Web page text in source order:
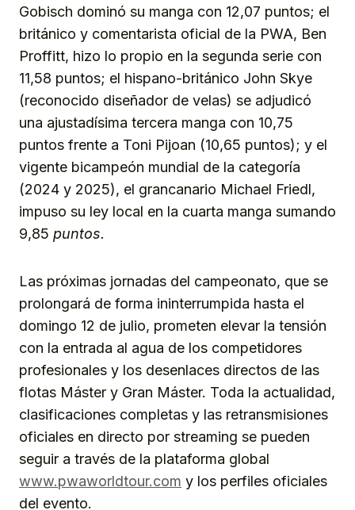
Gobisch dominó su manga con 12,07 puntos; el
británico y comentarista oficial de la PWA, Ben
Proffitt, hizo lo propio en la segunda serie con
11,58 puntos; el hispano-británico John Skye
(reconocido diseñador de velas) se adjudicó
una ajustadísima tercera manga con 10,75
puntos frente a Toni Pijoan (10,65 puntos); y el
vigente bicampeón mundial de la categoría
(2024 y 2025), el grancanario Michael Friedl,
impuso su ley local en la cuarta manga sumando
9,85 puntos.
Las próximas jornadas del campeonato, que se
prolongará de forma ininterrumpida hasta el
domingo 12 de julio, prometen elevar la tensión
con la entrada al agua de los competidores
profesionales y los desenlaces directos de las
flotas Máster y Gran Máster. Toda la actualidad,
clasificaciones completas y las retransmisiones
oficiales en directo por streaming se pueden
seguir a través de la plataforma global
www.pwaworldtour.com y los perfiles oficiales
del evento.